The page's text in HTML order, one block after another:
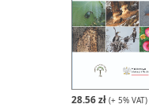
28.56 zł (+ 5% VAT)